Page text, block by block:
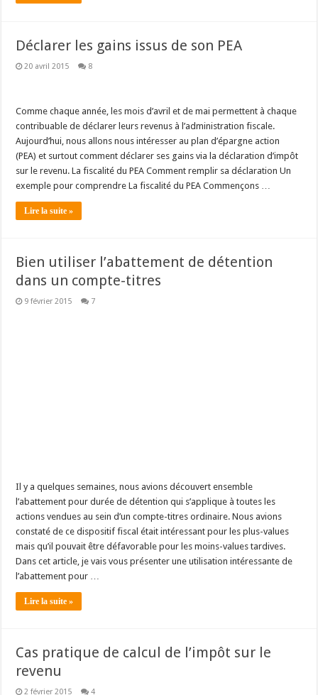
Déclarer les gains issus de son PEA
20 avril 2015 8
Comme chaque année, les mois d’avril et de mai permettent à chaque
contribuable de déclarer leurs revenus à l’administration fiscale.
Aujourd’hui, nous allons nous intéresser au plan d’épargne action
(PEA) et surtout comment déclarer ses gains via la déclaration d’impôt
sur le revenu. La fiscalité du PEA Comment remplir sa déclaration Un
exemple pour comprendre La fiscalité du PEA Commençons …
Lire la suite »
Bien utiliser l’abattement de détention
dans un compte-titres
9 février 2015 7
Il y a quelques semaines, nous avions découvert ensemble
l’abattement pour durée de détention qui s’applique à toutes les
actions vendues au sein d’un compte-titres ordinaire. Nous avions
constaté de ce dispositif fiscal était intéressant pour les plus-values
mais qu’il pouvait être défavorable pour les moins-values tardives.
Dans cet article, je vais vous présenter une utilisation intéressante de
l’abattement pour …
Lire la suite »
Cas pratique de calcul de l’impôt sur le
revenu
2 février 2015 4